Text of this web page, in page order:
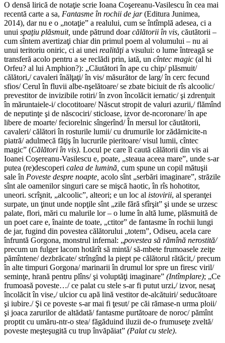
O densă lirică de notaţie scrie Ioana Coşereanu-Vasilescu în cea mai
recentă carte a sa, Fantasme în rochii de jar(Editura Junimea,
2014), dar nu e o „notaţie” a realului, cum se întîmplă adesea, ci a
unui spaţiu plăsmuit, unde pătrund doarcălătorii în vis, căutătorii –
cum sîntem avertizaţi chiar din primul poem al volumului – nu ai
unui teritoriu oniric, ci ai unei realităţi a visului: o lume întreagă se
transferă acolo pentru a se reclădi prin, iată, un cîntec magic (al hi
Orfeu? al lui Amphion?): „Căutători în ape cu chip/ plăsmuit/
călători,/ cavaleri înălţaţi/ în vis/ măsurător de larg/ în cerc fecund
sfios/ Cerul în fluvii albe-nşelătoare/ se zbate biciuit de rîs alcoolic/
prevestitor de invizibile rotiri/ în zvon încolăcit iernatic/ şi zdrenţuit
în măruntaiele-i/ clocotitoare/ Născut stropit de valuri azurii,/ flămînd
de neputinţe şi de născociri/ sticloase, izvor de-ncoronare/ în ape
libere de moarte/ feciorelnic sîngerînd/ În mersul lor căutătorii,
cavaleri/ călători în rosturile lumii/ cu drumurile lor zădărnicite-n
piatră/ adulmecă făţiş în lucrurile pieritoare/ visul lumii, cîntec
magic” (Călători în vis). Locul pe care îl caută călătorii din vis ai
Ioanei Coşereanu-Vasilescu e, poate, „steaua aceea mare”, unde s-ar
putea (re)descoperi calea de lumină, cum spune un copil mătuşii
sale în Poveste despre noapte, acolo sînt „serbări imaginare”, străzile
sînt ale oamenilor singuri care se mişcă haotic, în rîs hohotitor,
uneori. scrîşnit, „alcoolic”, alteori; e un loc al istovirii, al speranţei
surpate, un ţinut unde nopţile sînt „zile fără sfîrşit” şi unde se urzesc
palate, flori, mări cu malurile lor – o lume în altă lume, plăsmuită de
un poet care e, înainte de toate, „ctitor” de fantasme în rochii lungi
de jar, fugind din povestea călătorului „totem”, Odiseu, acela care
înfruntă Gorgona, monstrul infernal: „povestea să rămînă nerostită/
precum un fulger lacom hotărît să mintă/ să-mbete frumoasele zeiţe
pămîntene/ dezbrăcate/ strîngînd la piept pe călătorul rătăcit,/ precum
în alte timpuri Gorgona/ marinarii în drumul lor spre un firesc viril/
seminţe, hrană pentru plîns/ şi voluptăţi imaginare” (Intîmplare); „Ce
frumoasă poveste…/ ce palat cu stele s-ar fi putut urzi,/ izvor, nesaţ
încolăcit în vise,/ ulcior cu apă lină vestitor de-alcătuiri/ seducătoare
şi iubire./ Şi ce poveste s-ar mai fi ţesut/ pe căi rămase-n urma ploii/
şi joaca zarurilor de altădată/ fantasme purtătoare de noroc/ pămînt
proptit cu umăru-ntr-o stea/ făgăduind iluzii de-o frumuseţe zveltă/
poveste meşteşugită cu trup învăpăiat” (Palat cu stele).